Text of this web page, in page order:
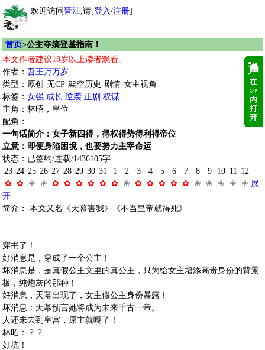
欢迎访问晋江,请[登入/注册]
首页>公主夺嫡登基指南！
本文作者建议18岁以上读者观看。
作者： 吾王万万岁
类型：原创-无CP-架空历史-剧情-女主视角
标签： 女强 成长 逆袭 正剧 权谋
主角：林昭，皇位
配角：
一句话简介：女子新四得，得权得势得利得帝位
立意：即便身陷困境，也要努力主宰命运
状态：已签约/连载/1436105字
23
✿
24
✿
25
❀
26
❀
27
✿
28
✿
29
✿
30
✿
31
✿
1
✿
2
❀
3
✿
4
✿
5
✿
6
✿
7
✿
8
❀
9
❀
10
❀
11
❀
12
❀ 展
开
简介： 本文又名《天幕害我》《不当皇帝就得死》
穿书了！
好消息是，穿成了一个公主！
坏消息是，是真假公主文里的真公主，只为给女主增添高贵身份的背景
板，纯炮灰的那种！
好消息，天幕出现了，女主假公主身份暴露！
坏消息：天幕预言她将成为未来千古一帝。
人还未去到皇宫，原主就嘎了！
林昭：？？
好坑！